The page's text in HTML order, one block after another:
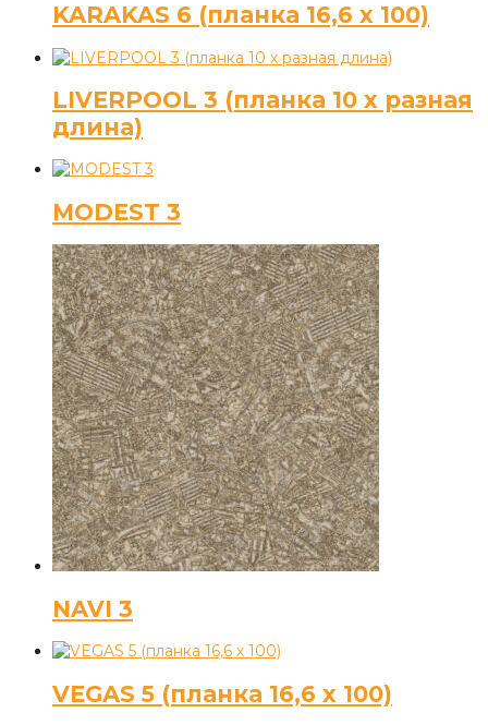
KARAKAS 6 (планка 16,6 х 100)
LIVERPOOL 3 (планка 10 х разная
длина)
MODEST 3
NAVI 3
VEGAS 5 (планка 16,6 х 100)